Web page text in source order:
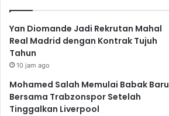
Yan Diomande Jadi Rekrutan Mahal
Real Madrid dengan Kontrak Tujuh
Tahun
10 jam ago
Mohamed Salah Memulai Babak Baru
Bersama Trabzonspor Setelah
Tinggalkan Liverpool